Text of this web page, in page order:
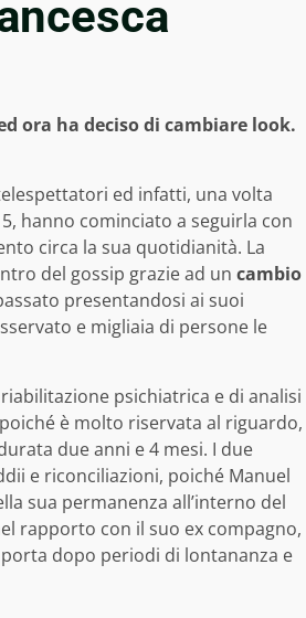
ora ha deciso di cambiare look.
ed infatti, una volta
hanno cominciato a seguirla con
circa la sua quotidianità. La
del gossip grazie ad un cambio
presentandosi ai suoi
e migliaia di persone le
psichiatrica e di analisi
è molto riservata al riguardo,
due anni e 4 mesi. I due
e riconciliazioni, poiché Manuel
sua permanenza all’interno del
rapporto con il suo ex compagno,
dopo periodi di lontananza e